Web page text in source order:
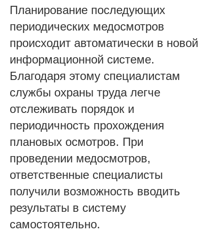
Планирование последующих
периодических медосмотров
происходит автоматически в новой
информационной системе.
Благодаря этому специалистам
службы охраны труда легче
отслеживать порядок и
периодичность прохождения
плановых осмотров. При
проведении медосмотров,
ответственные специалисты
получили возможность вводить
результаты в систему
самостоятельно.